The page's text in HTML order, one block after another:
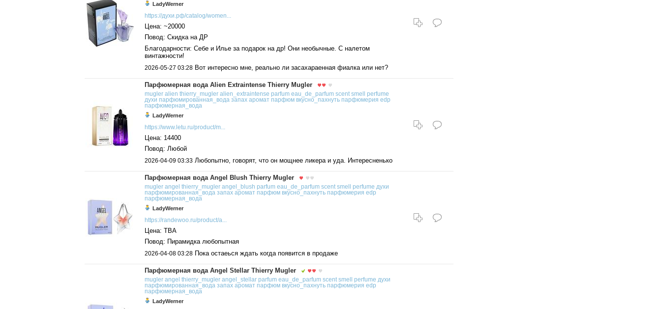
LadyWerner
https://духи.рф/catalog/women...
Цена: ~20000
Повод: Скидка на ДР
Благодарности: Себе и Илье за подарок на др! Они необычные. С налетом
винтажности!
2026-05-27 03:28 Вот интересно мне, реально ли засахараенная фиалка или нет?
Парфюмерная вода Alien Extraintense Thierry Mugler
mugler alien thierry_mugler alien_extraintense parfum eau_de_parfum scent smell
perfume
духи парфюмированная_вода запах аромат парфюм вкусно_пахнуть парфюмерия edp
парфюмерная_вода
LadyWerner
https://www.letu.ru/product/m...
Цена: 14400
Повод: Любой
2026-04-09 03:33 Любопытно, говорят, что он мощнее ликера и уда. Интересненько
Парфюмерная вода Angel Blush Thierry Mugler
mugler angel thierry_mugler angel_blush parfum eau_de_parfum scent smell perfume духи
парфюмированная_вода запах аромат парфюм вкусно_пахнуть парфюмерия edp
парфюмерная_вода
LadyWerner
https://randewoo.ru/product/a...
Цена: TBA
Повод: Пирамидка любопытная
2026-04-08 03:28 Пока остаеься ждать когда появится в продаже
Парфюмерная вода Angel Stellar Thierry Mugler
mugler angel thierry_mugler angel_stellar parfum eau_de_parfum scent smell perfume духи
парфюмированная_вода запах аромат парфюм вкусно_пахнуть парфюмерия edp
парфюмерная_вода
LadyWerner